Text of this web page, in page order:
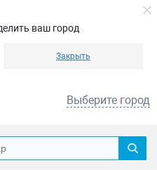
ваш город
Закрыть
Выберите город